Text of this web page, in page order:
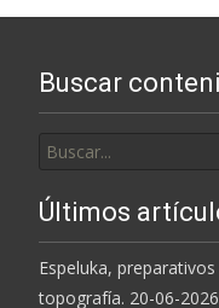
Buscar
por:
Últimos
Espeluka,
topografía. 20-06-2026